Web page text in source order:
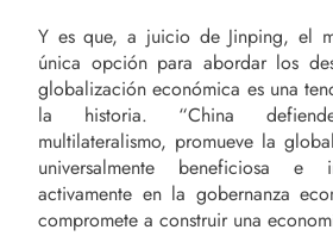
Y es que, a juicio de Jinping, el
única opción para abordar los
globalización económica es una
la historia. “China
multilateralismo, promueve la
universalmente beneficiosa e
activamente en la gobernanza
compromete a construir una